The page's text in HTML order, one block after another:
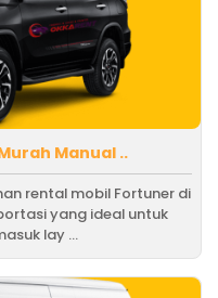
Manual ..
rental mobil Fortuner di
yang ideal untuk
lay ...